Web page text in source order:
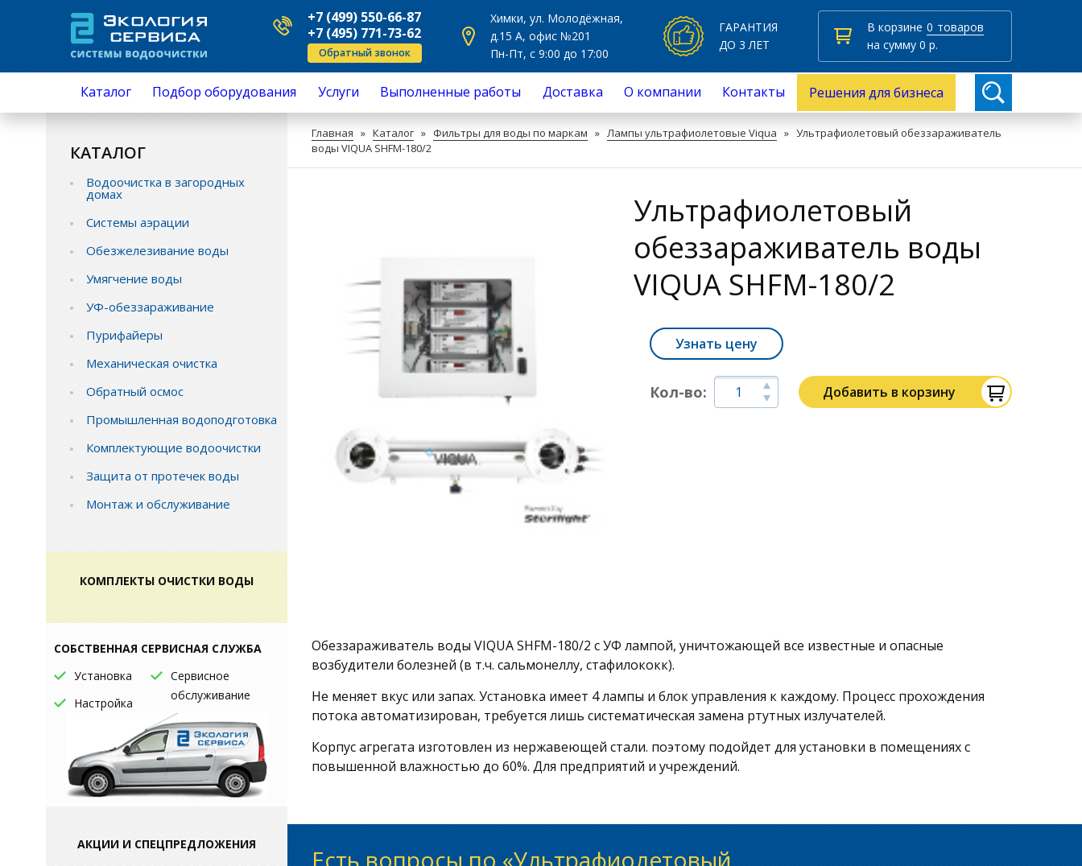
+7 (499) 550-66-87
+7 (495) 771-73-62
Обратный звонок
Химки, ул. Молодёжная,
д.15 А, офис №201
Пн-Пт, с 9:00 до 17:00
ГАРАНТИЯ
ДО 3 ЛЕТ
В корзине 0 товаров
на сумму 0 р.
Каталог
Водоочистка в загородных домах
Обезжелезивание воды
УФ-обеззараживание
Пурифайеры
Механическая очистка
Обратный осмос
Промышленная водоподготовка
Защита от протечек воды
Подбор оборудования Услуги
Ремонт
Установка фильтров для воды
Подключение фильтров для воды
Выполненные работы Доставка О компании Контакты Решения для бизнеса
Главная » Каталог » Фильтры для воды по маркам » Лампы ультрафиолетовые Viqua » Ультрафиолетовый обеззараживатель
воды VIQUA SHFM-180/2
Ультрафиолетовый
обеззараживатель воды
VIQUA SHFM-180/2
Узнать цену
Кол-во: Добавить в корзину
Обеззараживатель воды VIQUA SHFM-180/2 с УФ лампой, уничтожающей все известные и опасные
возбудители болезней (в т.ч. сальмонеллу, стафилококк).
Не меняет вкус или запах. Установка имеет 4 лампы и блок управления к каждому. Процесс прохождения
потока автоматизирован, требуется лишь систематическая замена ртутных излучателей.
Корпус агрегата изготовлен из нержавеющей стали. поэтому подойдет для установки в помещениях с
повышенной влажностью до 60%. Для предприятий и учреждений.
Есть вопросы по «Ультрафиолетовый
КАТАЛОГ
Водоочистка в загородных
домах
Системы аэрации
Обезжелезивание воды
Умягчение воды
УФ-обеззараживание
Пурифайеры
Механическая очистка
Обратный осмос
Промышленная водоподготовка
Комплектующие водоочистки
Защита от протечек воды
Монтаж и обслуживание
КОМПЛЕКТЫ ОЧИСТКИ ВОДЫ
СОБСТВЕННАЯ СЕРВИСНАЯ СЛУЖБА
Установка
Настройка
Сервисное
обслуживание
АКЦИИ И СПЕЦПРЕДЛОЖЕНИЯ
Продолжить покупки Перейти в корзину